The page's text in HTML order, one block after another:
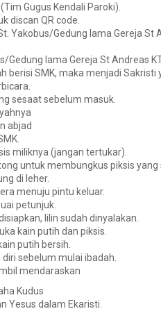
Gugus Kendali Paroki).
discan QR code
Yakobus/Gedung lama Gereja St
Gedung lama Gereja St Andreas
berisi SMK, maka menjadi Sakristi
sesaat sebelum masuk.
abjad
miliknya (jangan tertukar).
untuk membungkus piksis yang
di leher.
menuju pintu keluar.
petunjuk.
lilin sudah dinyalakan
kain putih dan piksis.
putih bersih
sebelum mulai ibadah.
mendaraskan
Kudus
Yesus dalam Ekaristi.